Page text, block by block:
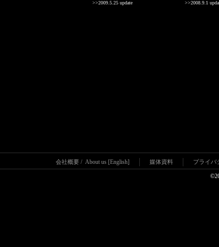
>>2009.5.25 update >>2008.9.1
会社概要 / About us [English] 媒体資料 プライバ